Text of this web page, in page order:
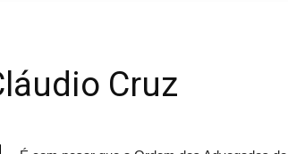
Cruz